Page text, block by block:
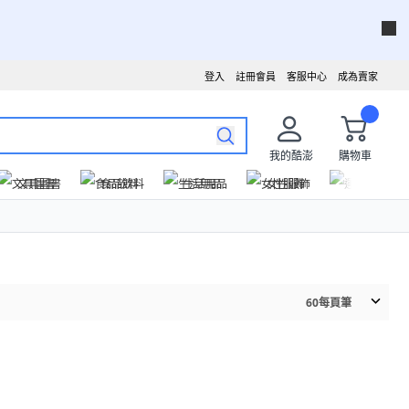
成為賣家
客服中心
註冊會員
登入
我的酷澎
購物車
文具圖書
食品飲料 生活用品 女性服飾
60每頁筆